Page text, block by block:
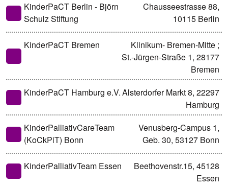
KinderPaCT Berlin - Björn
Schulz Stiftung
Chausseestrasse 88,
10115 Berlin
KinderPaCT Bremen
Klinikum- Bremen-Mitte ;
St.-Jürgen-Straße 1, 28177
Bremen
KinderPaCT Hamburg e.V.Alsterdorfer Markt 8, 22297
Hamburg
KinderPalliativCareTeam
(KoCkPiT) Bonn
Venusberg-Campus 1,
Geb. 30, 53127 Bonn
KinderPalliativTeam Essen
Beethovenstr.15, 45128
Essen